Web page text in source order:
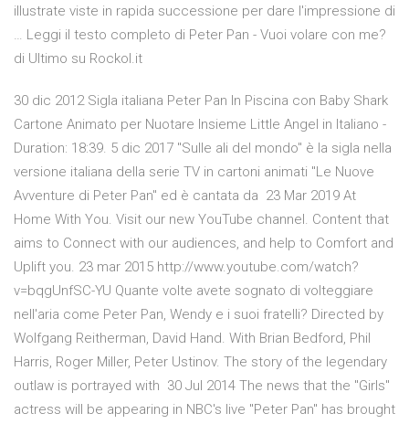
illustrate viste in rapida successione per dare l'impressione di
… Leggi il testo completo di Peter Pan - Vuoi volare con me?
di Ultimo su Rockol.it
30 dic 2012 Sigla italiana Peter Pan In Piscina con Baby Shark
Cartone Animato per Nuotare Insieme Little Angel in Italiano -
Duration: 18:39. 5 dic 2017 "Sulle ali del mondo" è la sigla nella
versione italiana della serie TV in cartoni animati "Le Nuove
Avventure di Peter Pan" ed è cantata da 23 Mar 2019 At
Home With You. Visit our new YouTube channel. Content that
aims to Connect with our audiences, and help to Comfort and
Uplift you. 23 mar 2015 http://www.youtube.com/watch?
v=bqgUnfSC-YU Quante volte avete sognato di volteggiare
nell'aria come Peter Pan, Wendy e i suoi fratelli? Directed by
Wolfgang Reitherman, David Hand. With Brian Bedford, Phil
Harris, Roger Miller, Peter Ustinov. The story of the legendary
outlaw is portrayed with 30 Jul 2014 The news that the "Girls"
actress will be appearing in NBC's live "Peter Pan" has brought